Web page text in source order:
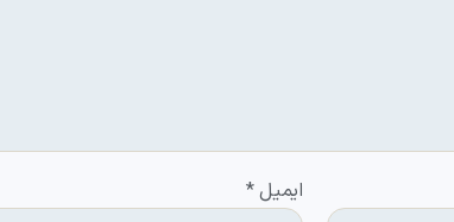
ایمیل*